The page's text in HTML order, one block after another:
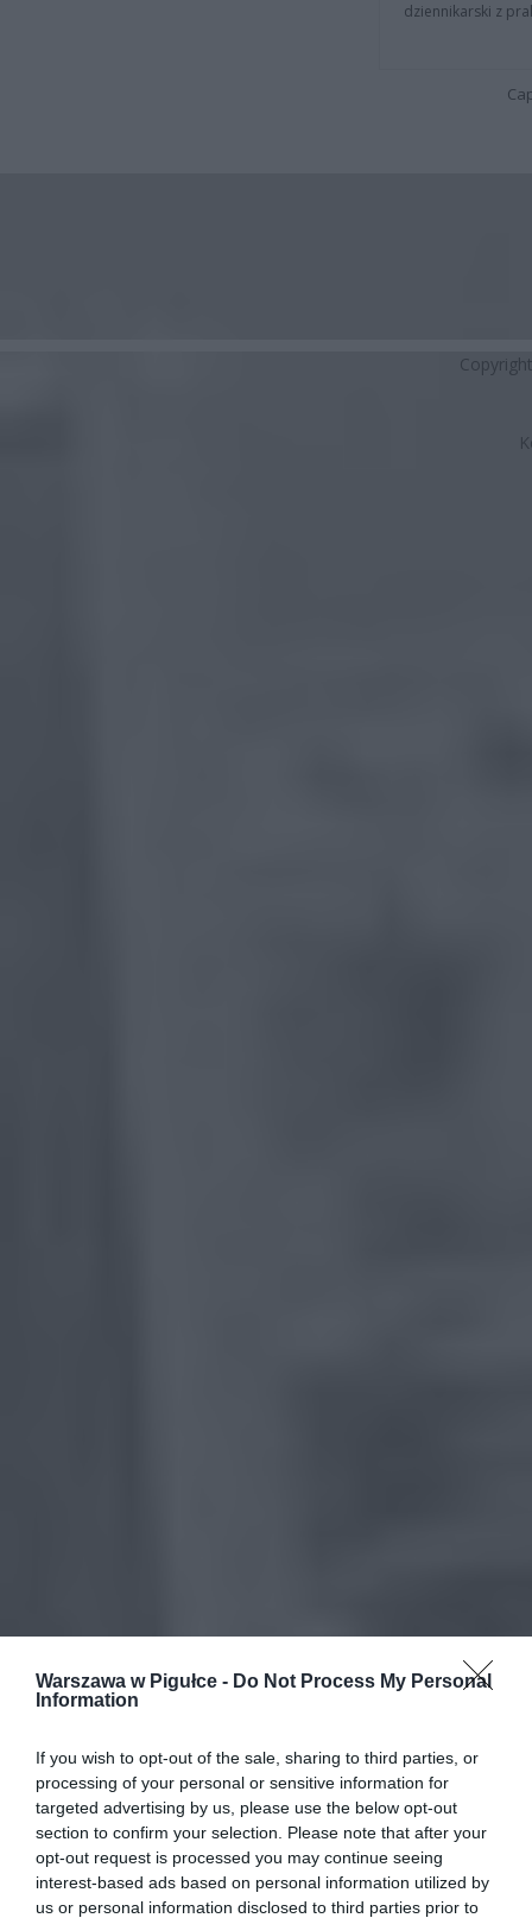
Warszawa w Pigułce - Do Not Process My Personal
Information
If you wish to opt-out of the sale, sharing to third parties, or
processing of your personal or sensitive information for
targeted advertising by us, please use the below opt-out
section to confirm your selection. Please note that after your
opt-out request is processed you may continue seeing
interest-based ads based on personal information utilized by
us or personal information disclosed to third parties prior to
dziennikarski z